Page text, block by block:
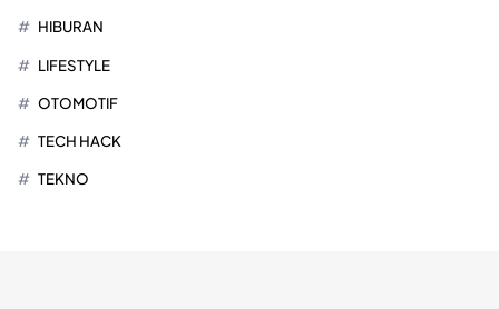
HIBURAN
LIFESTYLE
OTOMOTIF
TECH HACK
TEKNO